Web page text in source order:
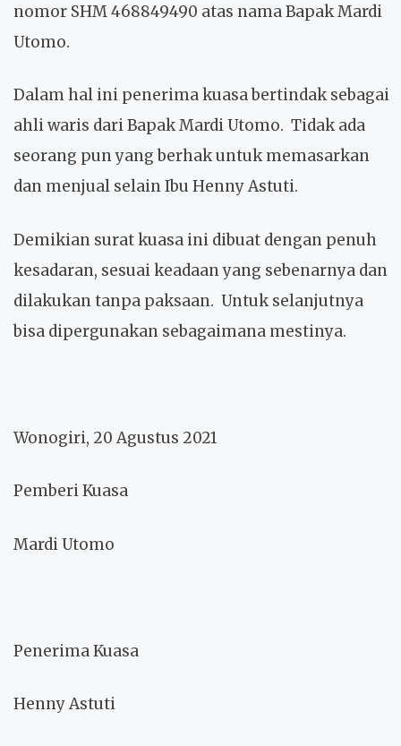
nomor SHM 468849490 atas nama Bapak Mardi
Utomo.
Dalam hal ini penerima kuasa bertindak sebagai
ahli waris dari Bapak Mardi Utomo. Tidak ada
seorang pun yang berhak untuk memasarkan
dan menjual selain Ibu Henny Astuti.
Demikian surat kuasa ini dibuat dengan penuh
kesadaran, sesuai keadaan yang sebenarnya dan
dilakukan tanpa paksaan. Untuk selanjutnya
bisa dipergunakan sebagaimana mestinya.
Wonogiri, 20 Agustus 2021
Pemberi Kuasa
Mardi Utomo
Penerima Kuasa
Henny Astuti